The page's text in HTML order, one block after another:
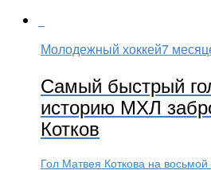
Молодежный хоккей7
Самый быстрый
историю МХЛ
Котков
Гол Матвея Коткова на